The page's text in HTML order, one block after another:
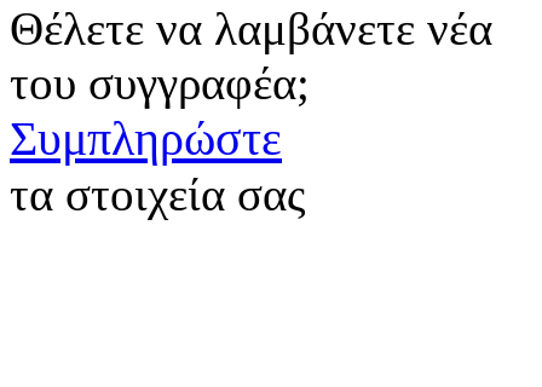
Θέλετε να λαμβάνετε νέα
του συγγραφέα;
Συμπληρώστε
τα στοιχεία σας